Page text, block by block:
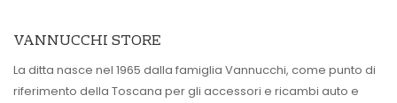
VANNUCCHI STORE
La ditta nasce nel 1965 dalla famiglia Vannucchi, come punto di
riferimento della Toscana per gli accessori e ricambi auto e